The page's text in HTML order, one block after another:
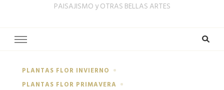
PAISAJISMO y OTRAS BELLAS ARTES
PLANTAS FLOR INVIERNO
PLANTAS FLOR PRIMAVERA